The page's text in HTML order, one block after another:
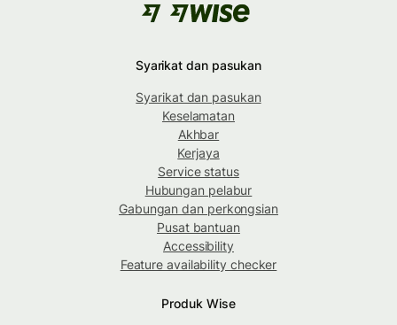
Syarikat dan pasukan
Syarikat dan pasukan
Keselamatan
Akhbar
Kerjaya
Service status
Hubungan pelabur
Gabungan dan perkongsian
Pusat bantuan
Accessibility
Feature availability checker
Produk Wise